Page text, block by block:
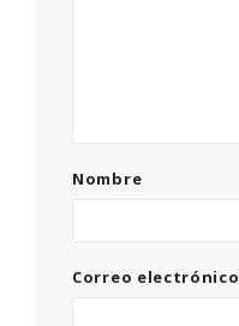
Nombre
Correo electrónico